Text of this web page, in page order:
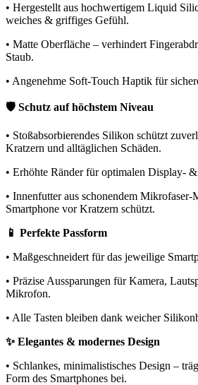
• Hergestellt aus hochwertigem Liquid
weiches & griffiges Gefühl.
• Matte Oberfläche – verhindert
Staub.
• Angenehme Soft-Touch Haptik für
🛡️ Schutz auf höchstem Niveau
• Stoßabsorbierendes Silikon schützt
Kratzern und alltäglichen Schäden.
• Erhöhte Ränder für optimalen Display-
• Innenfutter aus schonendem Mikrofaser-
Smartphone vor Kratzern schützt.
📱 Perfekte Passform
• Maßgeschneidert für das jeweilige
• Präzise Aussparungen für Kamera,
Mikrofon.
• Alle Tasten bleiben dank weicher
✨ Elegantes & modernes Design
• Schlankes, minimalistisches Design –
Form des Smartphones bei.